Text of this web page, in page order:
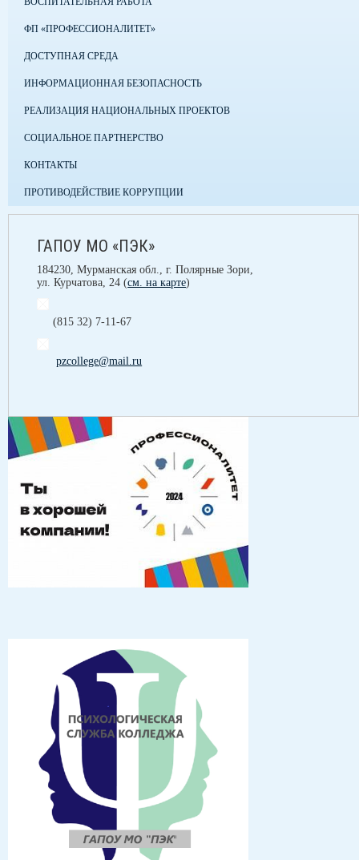
ФП «ПРОФЕССИОНАЛИТЕТ»
ДОСТУПНАЯ СРЕДА
ИНФОРМАЦИОННАЯ БЕЗОПАСНОСТЬ
РЕАЛИЗАЦИЯ НАЦИОНАЛЬНЫХ ПРОЕКТОВ
СОЦИАЛЬНОЕ ПАРТНЕРСТВО
КОНТАКТЫ
ПРОТИВОДЕЙСТВИЕ КОРРУПЦИИ
ГАПОУ МО «ПЭК»
184230, Мурманская обл., г. Полярные Зори,
ул. Курчатова, 24 (см. на карте)
(815 32) 7-11-67
pzcollege@mail.ru